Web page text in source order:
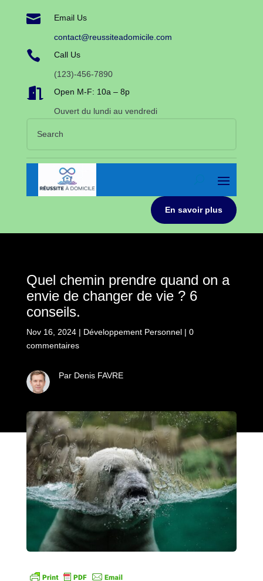
 Email Us
contact@reussiteadomicile.com
 Call Us
(123)-456-7890
 Open M-F: 10a – 8p
Ouvert du lundi au vendredi
En savoir plus
Quel chemin prendre quand on a
envie de changer de vie ? 6
conseils.
Nov 16, 2024| Développement Personnel| 0
commentaires
Par Denis FAVRE